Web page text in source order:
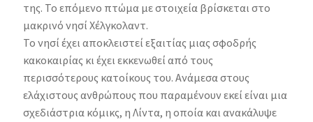
της. Το επόμενο πτώμα με στοιχεία βρίσκεται στο
μακρινό νησί Χέλγκολαντ.
Το νησί έχει αποκλειστεί εξαιτίας μιας σφοδρής
κακοκαιρίας κι έχει εκκενωθεί από τους
περισσότερους κατοίκους του. Ανάμεσα στους
ελάχιστους ανθρώπους που παραμένουν εκεί είναι μια
σχεδιάστρια κόμικς, η Λίντα, η οποία και ανακάλυψε